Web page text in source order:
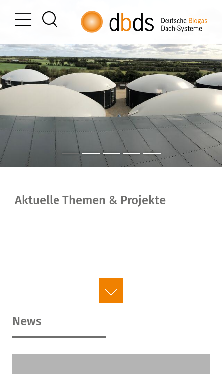
Aktuelle Themen & Projekte
News